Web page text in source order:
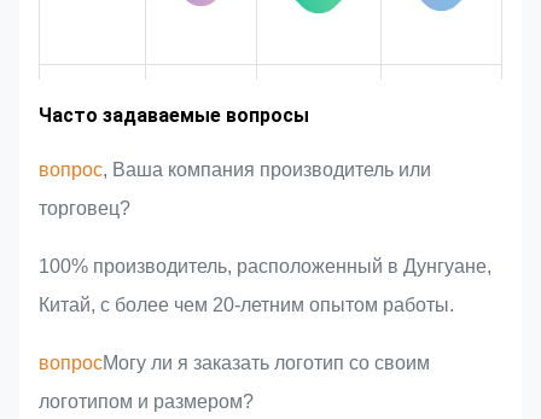
протяжении всего процесса,
строгим требованиям качества.
Рыночная
площадь Представление
команды
Часто задаваемые вопросы
вопрос, Ваша компания производитель или
торговец?
100% производитель, расположенный в Дунгуане,
Китай, с более чем 20-летним опытом работы.
вопросМогу ли я заказать логотип со своим
логотипом и размером?